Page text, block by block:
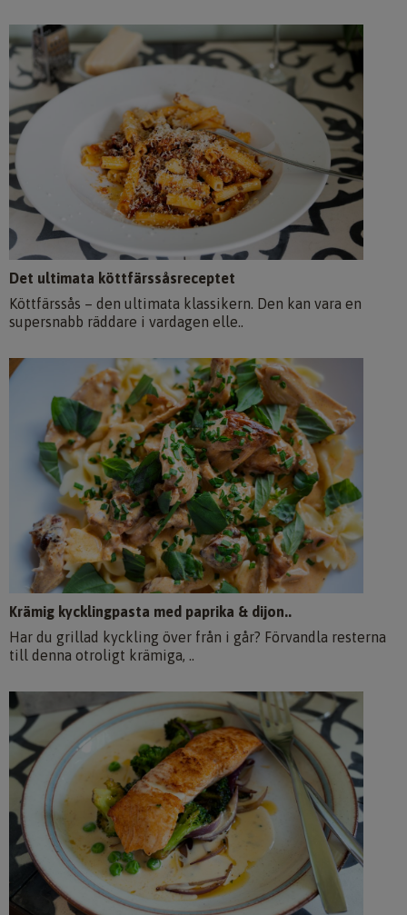
Det ultimata köttfärssåsreceptet
Köttfärssås – den ultimata klassikern. Den kan vara en
supersnabb räddare i vardagen elle..
Krämig kycklingpasta med paprika & dijon..
Har du grillad kyckling över från i går? Förvandla resterna
till denna otroligt krämiga, ..